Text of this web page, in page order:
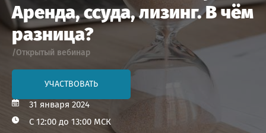
Аренда, ссуда, лизинг. В чём
разница?
/Открытый вебинар
УЧАСТВОВАТЬ
31 января 2024
С 12:00 до 13:00 МСК